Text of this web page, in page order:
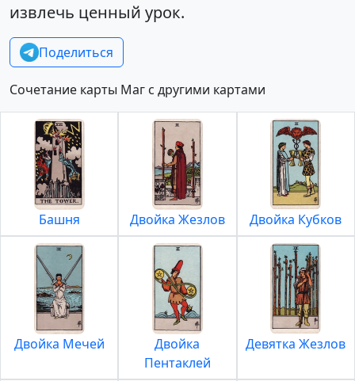
извлечь ценный урок.
Поделиться
Сочетание карты Маг с другими картами
Башня Двойка Жезлов Двойка Кубков
Двойка Мечей
Двойка
Пентаклей
Девятка Жезлов